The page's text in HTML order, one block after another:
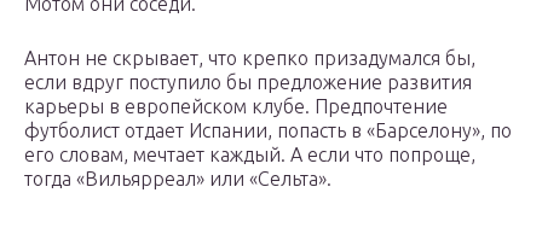
Антон не скрывает, что крепко призадумался бы,
если вдруг поступило бы предложение развития
карьеры в европейском клубе. Предпочтение
футболист отдает Испании, попасть в «Барселону», по
его словам, мечтает каждый. А если что попроще,
тогда «Вильярреал» или «Сельта».